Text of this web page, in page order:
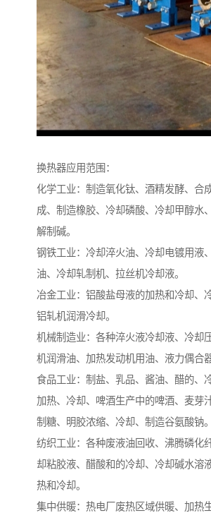
换热器应用范围：
化学工业：制造氧化钛、酒精发酵、合
成、制造橡胶、冷却磷酸、冷却甲醇水
解制碱。
钢铁工业：冷却淬火油、冷却电镀用液
油、冷却轧制机、拉丝机冷却液。
冶金工业：铝酸盐母液的加热和冷却、
铝轧机润滑冷却。
机械制造业：各种淬火液冷却液、冷却
机润滑油、加热发动机用油、液力偶合
食品工业：制盐、乳品、酱油、醋的、
加热、冷却、啤酒生产中的啤酒、麦芽
制糖、明胶浓缩、冷却、制造谷氨酸钠。
纺织工业：各种废液油回收、沸腾磷化
却粘胶液、醋酸和的冷却、冷却碱水溶
热和冷却。
集中供暖：热电厂废热区域供暖、加热